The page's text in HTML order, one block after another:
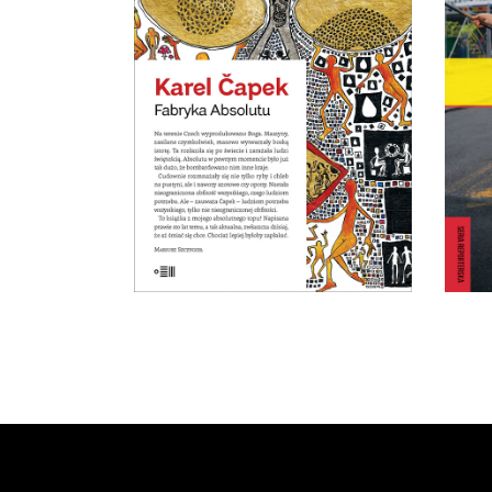
E-BOOK DO
KOSZYKA
wyprodukowano Boga. Nastała
na świecie nieograniczona
obfitość wszystkiego. Ale
okazało się, że ludziom potrzeba
wszystkiego, tylko nie
nieograniczonej obfitości.
39.00zł 19.50zł